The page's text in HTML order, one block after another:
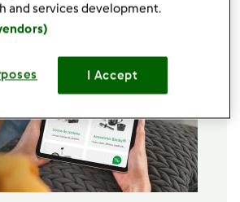
and services development.
I Accept